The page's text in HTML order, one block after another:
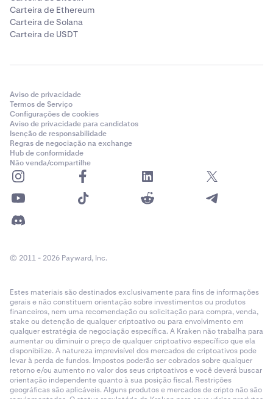
Carteira de Ethereum
Carteira de Solana
Carteira de USDT
Aviso de privacidade
Termos de Serviço
Configurações de cookies
Aviso de privacidade para candidatos
Isenção de responsabilidade
Regras de negociação na exchange
Hub de conformidade
Não venda/compartilhe
© 2011 - 2026 Payward, Inc.
Estes materiais são destinados exclusivamente para fins de informações
gerais e não constituem orientação sobre investimentos ou produtos
financeiros, nem uma recomendação ou solicitação para compra, venda,
stake ou detenção de qualquer criptoativo ou para envolvimento em
qualquer estratégia de negociação específica. A Kraken não trabalha para
aumentar ou diminuir o preço de qualquer criptoativo específico que ela
disponibilize. A natureza imprevisível dos mercados de criptoativos pode
levar à perda de fundos. Impostos poderão ser cobrados sobre qualquer
retorno e/ou aumento no valor dos seus criptoativos e você deverá buscar
orientação independente quanto à sua posição fiscal. Restrições
geográficas são aplicáveis. Alguns produtos e mercados de cripto não são